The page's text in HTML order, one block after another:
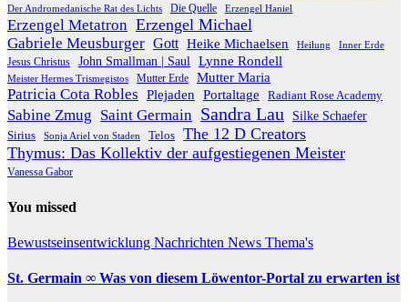
Der Andromedanische Rat des Lichts Die Quelle Erzengel Haniel
Erzengel Metatron Erzengel Michael
Gabriele Meusburger Gott Heike Michaelsen Heilung Inner Erde
Jesus Christus John Smallman | Saul Lynne Rondell
Meister Hermes Trismegistos Mutter Erde Mutter Maria
Patricia Cota Robles Plejaden Portaltage Radiant Rose Academy
Sabine Zmug Saint Germain Sandra Lau Silke Schaefer
Sirius Sonja Ariel von Staden Telos The 12 D Creators
Thymus: Das Kollektiv der aufgestiegenen Meister
Vanessa Gabor
You missed
Bewustseinsentwicklung Nachrichten News Thema's
St. Germain ∞ Was von diesem Löwentor-Portal zu erwarten ist